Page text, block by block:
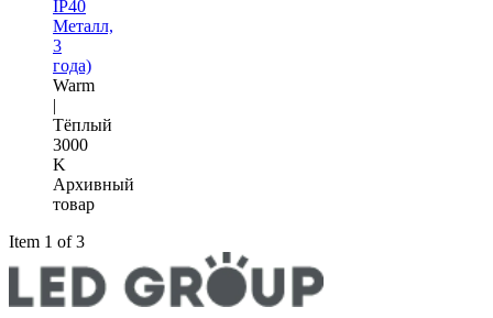
IP40
Металл,
3
года)
Warm
|
Тёплый
3000
K
Архивный
товар
Item 1 of 3